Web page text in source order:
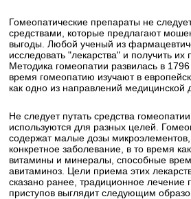
Гомеопатические препараты не
средствами, которые предлагают
выгоды. Любой ученый из
исследовать "лекарства" и получить их
Методика гомеопатии развилась в
время гомеопатию изучают в
как одно из направлений медицинской
Не следует путать средства
используются для разных целей.
содержат малые дозы
конкретное заболевание, в то время
витамины и минералы, способные
авитаминоз. Цели приема этих
сказано ранее, традиционное лечение
приступов выглядит следующим